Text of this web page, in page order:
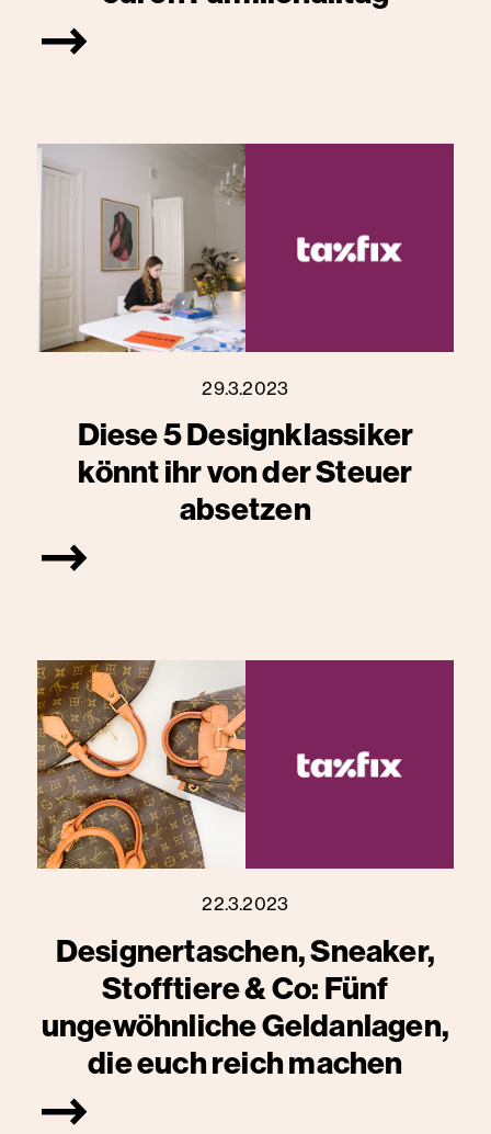
29.3.2023
Diese 5 Designklassiker
könnt ihr von der Steuer
absetzen
22.3.2023
Designertaschen, Sneaker,
Stofftiere & Co: Fünf
ungewöhnliche Geldanlagen,
die euch reich machen